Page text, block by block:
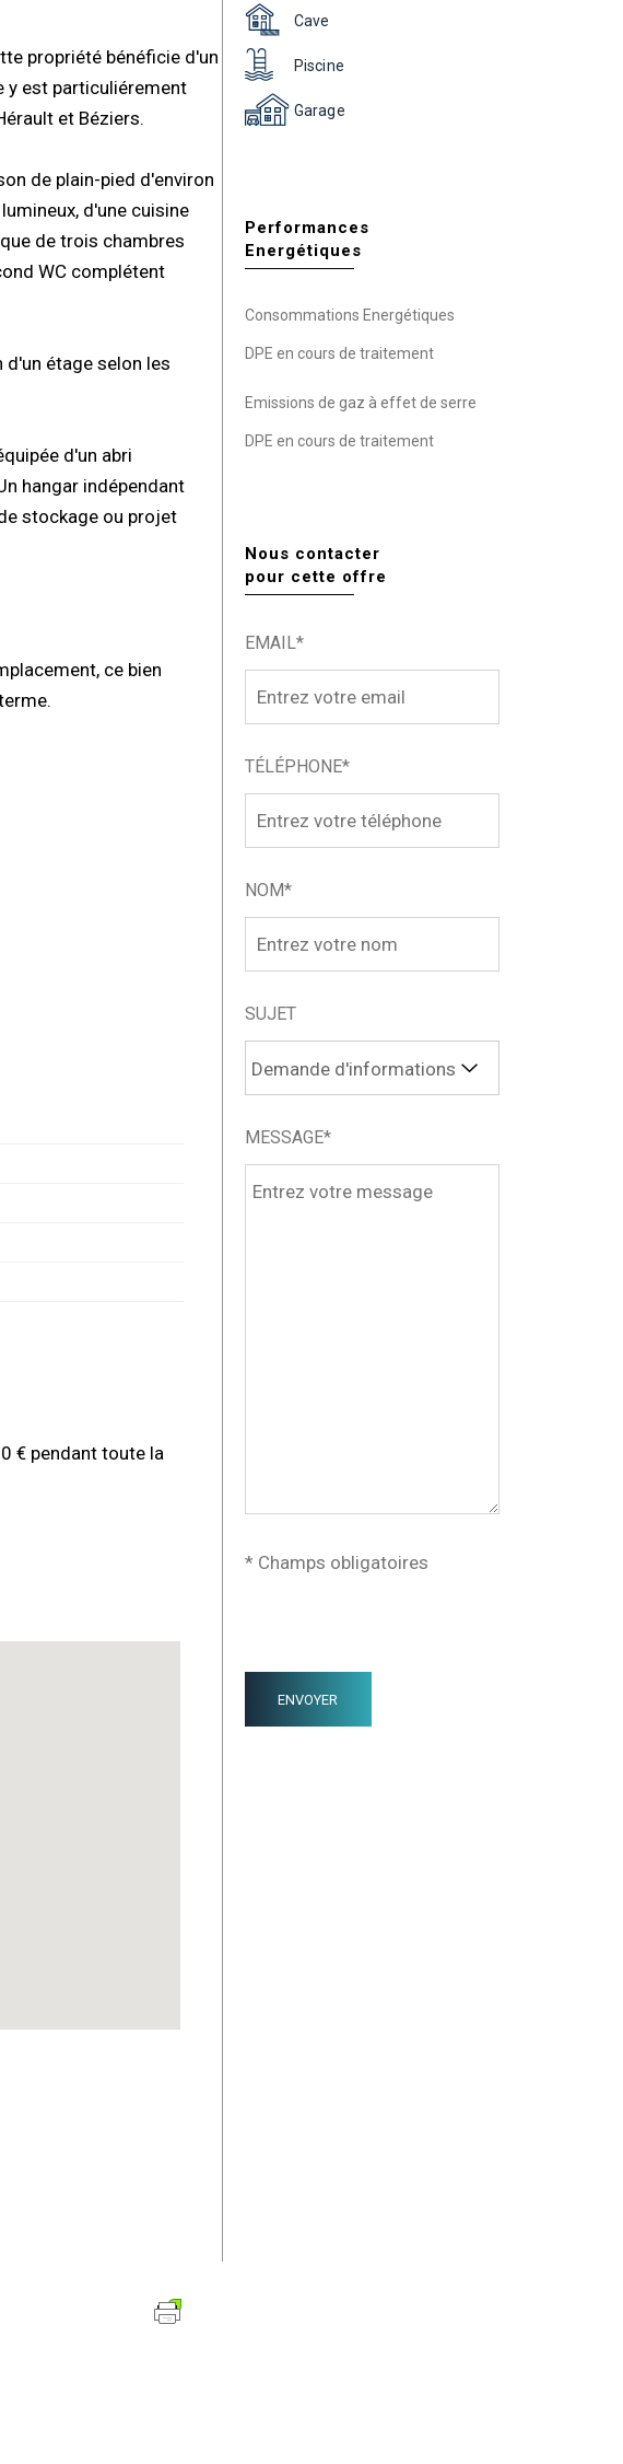
propriété bénéficie d'un
y est particuliérement
et Béziers.
de plain-pied d'environ
d'une cuisine
de trois chambres
WC complétent
étage selon les
d'un abri
hangar indépendant
stockage ou projet
ce bien
€ pendant toute la
Cave
Piscine
Garage
Performances
Energétiques
Consommations Energétiques
DPE en cours de traitement
Emissions de gaz à effet de serre
DPE en cours de traitement
Nous contacter
pour cette offre
EMAIL*
TÉLÉPHONE*
NOM*
SUJET
MESSAGE*
* Champs obligatoires